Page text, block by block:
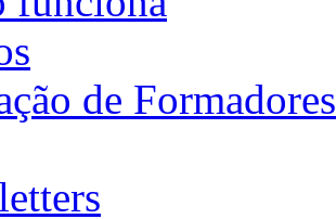
de Formadores